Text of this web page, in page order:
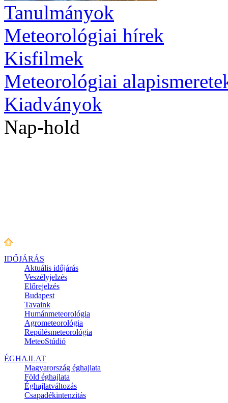
Tanulmányok
Meteorológiai hírek
Kisfilmek
Meteorológiai
Kiadványok
Nap-hold
IDŐJÁRÁS
Aktuális időjárás
Veszélyjelzés
Előrejelzés
Budapest
Tavaink
Humánmeteorológia
Agrometeorológia
Repülésmeteorológia
MeteoStúdió
ÉGHAJLAT
Magyarország éghajlata
Föld éghajlata
Éghajlatváltozás
Csapadékintenzitás